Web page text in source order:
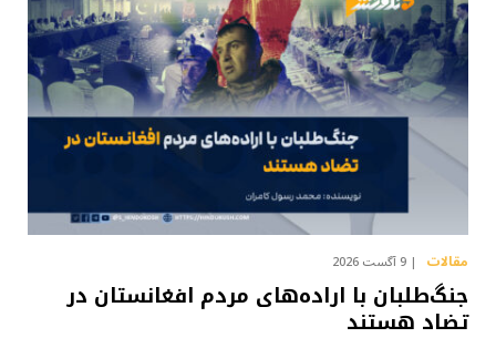
مقالات 9 آگست 2026
جنگ‌طلبان با اراده‌های مردم افغانستان در
تضاد هستند